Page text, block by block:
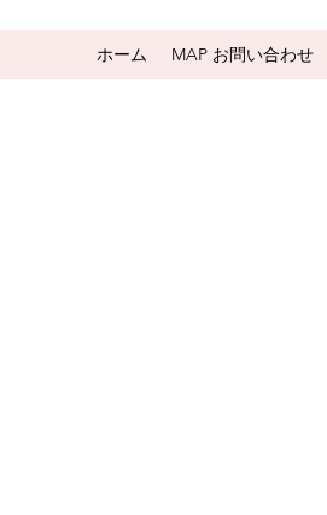
ホーム MAP お問い合わせ